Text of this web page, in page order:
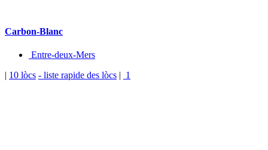
Carbon-Blanc
Entre-deux-Mers
| 10 lòcs - liste rapide des lòcs | 1